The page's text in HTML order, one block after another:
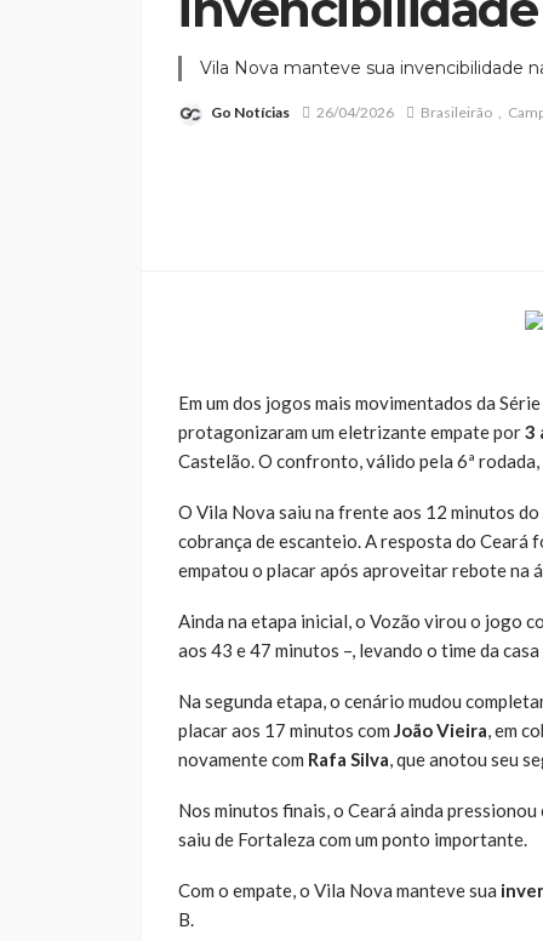
Vila Nova manteve sua invencibilidade
Go Notícias 26/04/2026 Brasileirão
Em um dos jogos mais movimentados da
protagonizaram um eletrizante empate por3
Castelão. O confronto, válido pela 6ª
O Vila Nova saiu na frente aos 12 minutos
cobrança de escanteio. A resposta do Ceará
empatou o placar após aproveitar rebote na
Ainda na etapa inicial, o Vozão virou o jogo
aos 43 e 47 minutos –, levando o time da
Na segunda etapa, o cenário mudou
placar aos 17 minutos com João Vieira, em
novamente com Rafa Silva, que anotou seu
Nos minutos finais, o Ceará ainda
saiu de Fortaleza com um ponto importante.
Com o empate, o Vila Nova manteve sua
B.